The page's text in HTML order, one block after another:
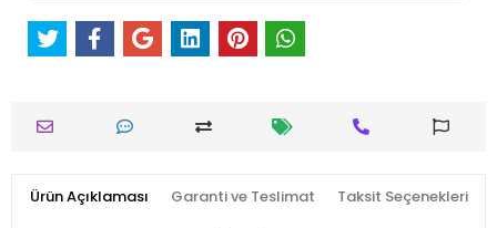
Ürün Açıklaması Garanti ve Teslimat Taksit Seçenekleri